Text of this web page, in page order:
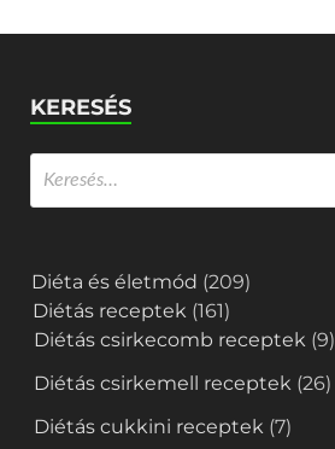
KERESÉS
Diéta és életmód (209)
Diétás receptek (161)
Diétás csirkecomb receptek (9)
Diétás csirkemell receptek (26)
Diétás cukkini receptek (7)